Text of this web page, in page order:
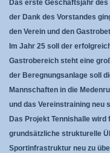
Das erste Geschäftsjahr
der Dank des Vorstandes
den Verein und den
Im Jahr 25 soll der
Gastrobereich steht eine
der Beregnungsanlage soll
Mannschaften in die
und das Vereinstraining neu
Das Projekt Tennishalle wird
grundsätzliche strukturelle
Sportinfrastruktur neu zu